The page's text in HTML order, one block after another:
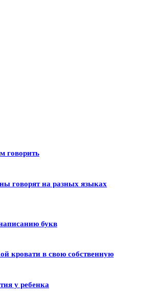
говорить
говорят на разных языках
букв
кровати в свою собственную
у ребенка